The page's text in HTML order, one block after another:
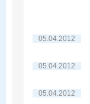
05.04.2012
05.04.2012
05.04.2012